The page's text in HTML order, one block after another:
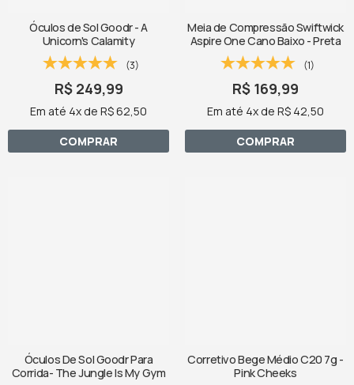
Óculos de Sol Goodr - A
Unicorn's Calamity
(3)
R$ 249,99
Em até 4x de R$ 62,50
COMPRAR
Meia de Compressão Swiftwick
Aspire One Cano Baixo - Preta
(1)
R$ 169,99
Em até 4x de R$ 42,50
COMPRAR
Óculos De Sol Goodr Para
Corrida- The Jungle Is My Gym
Corretivo Bege Médio C20 7g -
Pink Cheeks